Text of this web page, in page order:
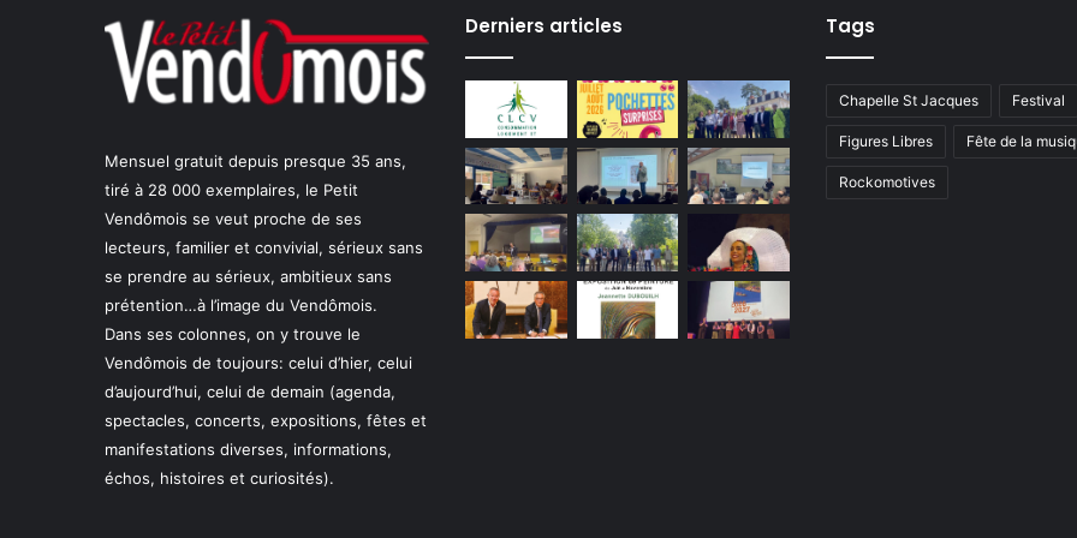
Mensuel gratuit depuis presque 35 ans,
tiré à 28 000 exemplaires, le Petit
Vendômois se veut proche de ses
lecteurs, familier et convivial, sérieux sans
se prendre au sérieux, ambitieux sans
prétention…à l’image du Vendômois.
Dans ses colonnes, on y trouve le
Vendômois de toujours: celui d’hier, celui
d’aujourd’hui, celui de demain (agenda,
spectacles, concerts, expositions, fêtes et
manifestations diverses, informations,
échos, histoires et curiosités).
Derniers articles Tags
Chapelle St Jacques Festival
Figures Libres Fête de la
Rockomotives